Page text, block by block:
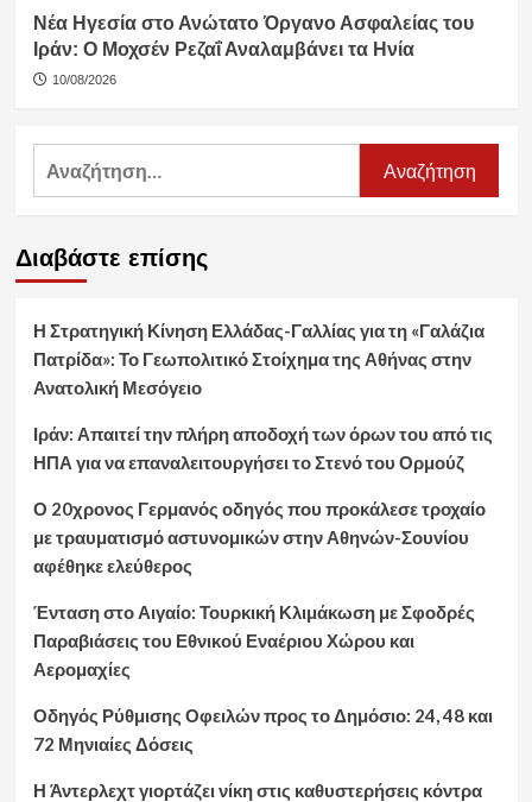
Νέα Ηγεσία στο Ανώτατο Όργανο Ασφαλείας του
Ιράν: Ο Μοχσέν Ρεζαΐ Αναλαμβάνει τα Ηνία
10/08/2026
Αναζήτηση
Διαβάστε επίσης
Η Στρατηγική Κίνηση Ελλάδας-Γαλλίας για τη «Γαλάζια
Πατρίδα»: Το Γεωπολιτικό Στοίχημα της Αθήνας στην
Ανατολική Μεσόγειο
Ιράν: Απαιτεί την πλήρη αποδοχή των όρων του από τις
ΗΠΑ για να επαναλειτουργήσει το Στενό του Ορμούζ
Ο 20χρονος Γερμανός οδηγός που προκάλεσε τροχαίο
με τραυματισμό αστυνομικών στην Αθηνών-Σουνίου
αφέθηκε ελεύθερος
Ένταση στο Αιγαίο: Τουρκική Κλιμάκωση με Σφοδρές
Παραβιάσεις του Εθνικού Εναέριου Χώρου και
Αερομαχίες
Οδηγός Ρύθμισης Οφειλών προς το Δημόσιο: 24, 48 και
72 Μηνιαίες Δόσεις
Η Άντερλεχτ γιορτάζει νίκη στις καθυστερήσεις κόντρα